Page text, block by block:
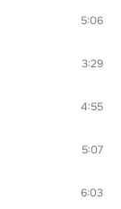
5:06
3:29
4:55
5:07
6:03